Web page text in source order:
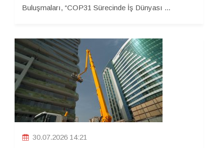
Buluşmaları, “COP31 Sürecinde İş Dünyası ...
30.07.2026 14:21